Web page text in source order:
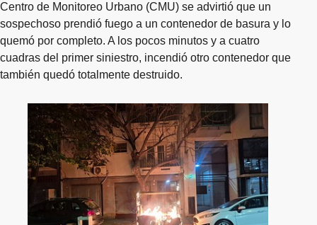
Centro de Monitoreo Urbano (CMU) se advirtió que un
sospechoso prendió fuego a un contenedor de basura y lo
quemó por completo. A los pocos minutos y a cuatro
cuadras del primer siniestro, incendió otro contenedor que
también quedó totalmente destruido.